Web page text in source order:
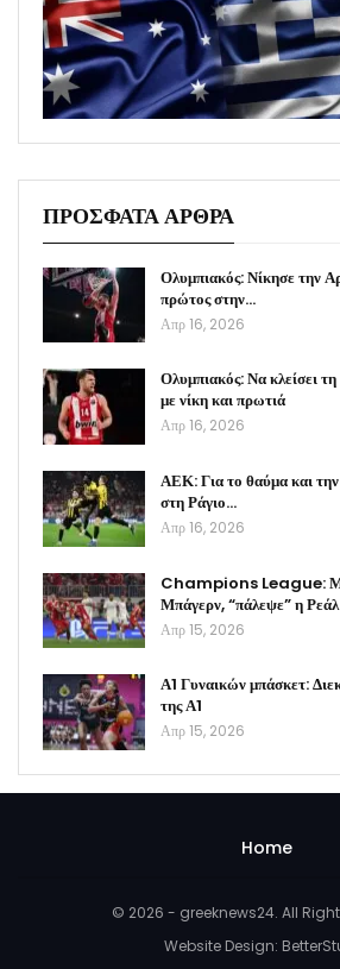
ΠΡΟΣΦΑΤΑ ΑΡΘΡΑ
Ολυμπιακός: Νίκησε την
πρώτος στην…
Απρ 16, 2026
Ολυμπιακός: Να
με νίκη και πρωτιά
Απρ 16, 2026
ΑΕΚ: Για το θαύμα και
στη Ράγιο…
Απρ 16, 2026
Champions League:
Μπάγερν, “πάλεψε” η Ρεάλ
Απρ 15, 2026
Α1 Γυναικών μπάσκετ:
της Α1
Απρ 15, 2026
Home
© 2026 - greeknews24. All
Website Design: